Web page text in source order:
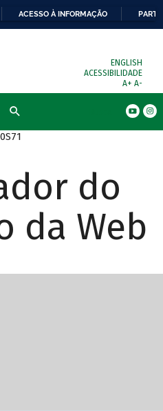
ACESSO À INFORMAÇÃO
ENGLISH
ACESSIBILIDADE
A+ A-
do
da Web